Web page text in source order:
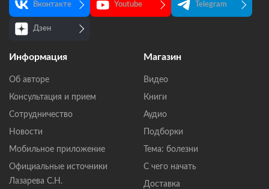
Вконтакте Youtube Telegram
Дзен
Информация
Об авторе
Консультация и прием
Сотрудничество
Новости
Мобильное приложение
Официальные источники
Лазарева С.Н.
Магазин
Видео
Книги
Аудио
Подборки
Тема: болезни
С чего начать
Доставка